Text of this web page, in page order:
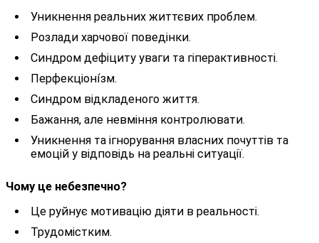
Уникнення реальних життєвих проблем.
Розлади харчової поведінки.
Синдром дефіциту уваги та гіперактивності.
Перфекціоні́зм.
Синдром відкладеного життя.
Бажання, але невміння контролювати.
Уникнення та ігнорування власних почуттів та
емоцій у відповідь на реальні ситуації.
Чому це небезпечно?
Це руйнує мотивацію діяти в реальності.
Трудомістким.